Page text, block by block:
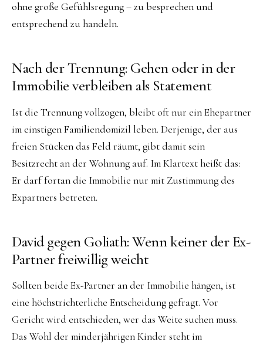
ohne große Gefühlsregung – zu besprechen und
entsprechend zu handeln.
Nach der Trennung: Gehen oder in der
Immobilie verbleiben als Statement
Ist die Trennung vollzogen, bleibt oft nur ein Ehepartner
im einstigen Familiendomizil leben. Derjenige, der aus
freien Stücken das Feld räumt, gibt damit sein
Besitzrecht an der Wohnung auf. Im Klartext heißt das:
Er darf fortan die Immobilie nur mit Zustimmung des
Expartners betreten.
David gegen Goliath: Wenn keiner der Ex-
Partner freiwillig weicht
Sollten beide Ex-Partner an der Immobilie hängen, ist
eine höchstrichterliche Entscheidung gefragt. Vor
Gericht wird entschieden, wer das Weite suchen muss.
Das Wohl der minderjährigen Kinder steht im